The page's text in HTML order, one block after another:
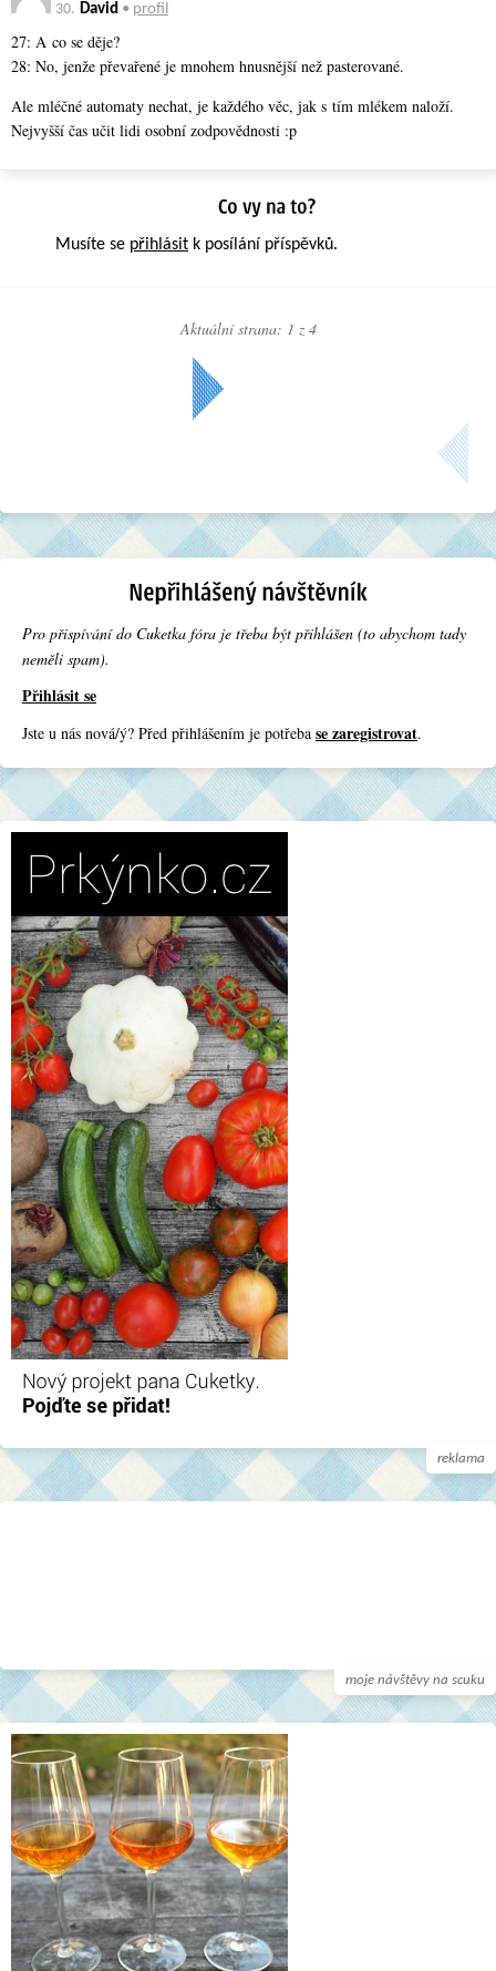
30. David • profil
27: A co se děje?
28: No, jenže převařené je mnohem hnusnější než pasterované.
Ale mléčné automaty nechat, je každého věc, jak s tím mlékem naloží.
Nejvyšší čas učit lidi osobní zodpovědnosti :p
Musíte se přihlásit k posílání příspěvků.
Aktuální strana: 1 z 4
Pro přispívání do Cuketka fóra je třeba být přihlášen (to abychom tady
neměli spam).
Přihlásit se
Jste u nás nová/ý? Před přihlášením je potřeba se zaregistrovat.
reklama
moje návštěvy na scuku